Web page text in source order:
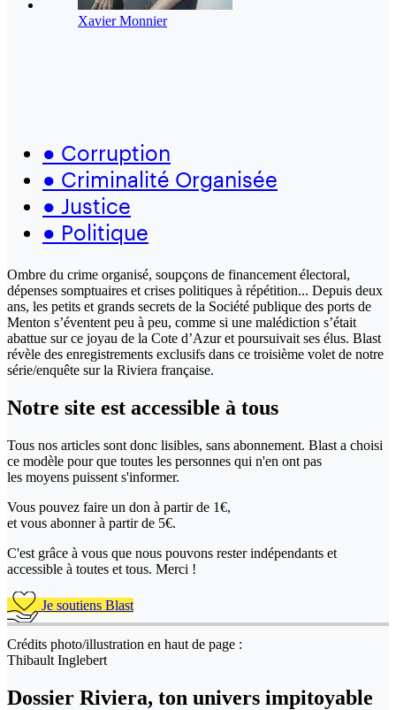
Xavier Monnier
● Corruption
● Criminalité Organisée
● Justice
● Politique
Ombre du crime organisé, soupçons de financement électoral,
dépenses somptuaires et crises politiques à répétition... Depuis deux
ans, les petits et grands secrets de la Société publique des ports de
Menton s’éventent peu à peu, comme si une malédiction s’était
abattue sur ce joyau de la Cote d’Azur et poursuivait ses élus. Blast
révèle des enregistrements exclusifs dans ce troisième volet de notre
série/enquête sur la Riviera française.
Notre site est accessible à tous
Tous nos articles sont donc lisibles, sans abonnement. Blast a choisi
ce modèle pour que toutes les personnes qui n'en ont pas
les moyens puissent s'informer.
Vous pouvez faire un don à partir de 1€,
et vous abonner à partir de 5€.
C'est grâce à vous que nous pouvons rester indépendants et
accessible à toutes et tous. Merci !
Je soutiens Blast
Crédits photo/illustration en haut de page :
Thibault Inglebert
Dossier Riviera, ton univers impitoyable